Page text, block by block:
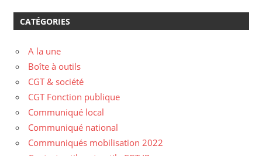
CATÉGORIES
A la une
Boîte à outils
CGT & société
CGT Fonction publique
Communiqué local
Communiqué national
Communiqués mobilisation 2022